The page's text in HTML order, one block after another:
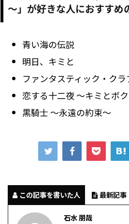
～」が好きな人におすすめ
青い海の伝説
明日、キミと
ファンタスティック・クラ
恋する十二夜 ～キミとボ
黒騎士 ～永遠の約束～
この記事を書いた人 最新記事
石水 朋哉